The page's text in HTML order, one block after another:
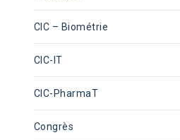
CIC – Biométrie
CIC-IT
CIC-PharmaT
Congrès